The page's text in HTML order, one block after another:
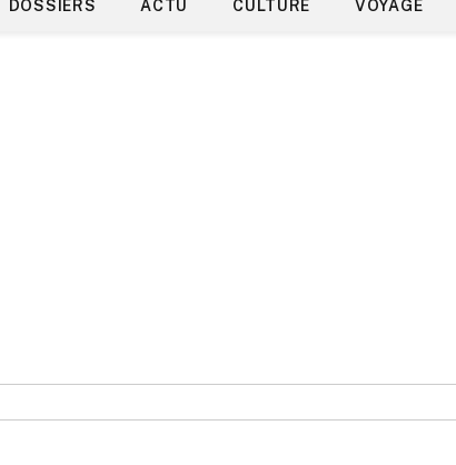
DOSSIERS ACTU CULTURE VOYAGE